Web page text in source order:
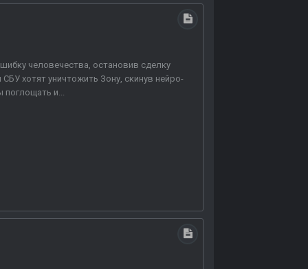
человечества, остановив сделку
хотят уничтожить Зону, скинув нейро-
и...